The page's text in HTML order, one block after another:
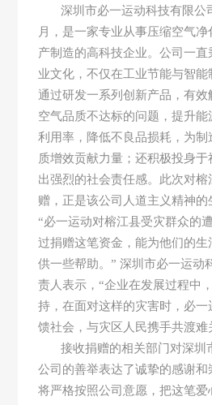
深圳市必一运动科技有限公
月，是一家专业从事压缩空气
产制造的高科技企业。公司一
业文化，不仅在工业节能与智能
通过研发一系列创新产品，有
空气品质不达标的问题，提升
利用率，降低不良品损耗，为制
质增效贡献力量；还积极投身
出强烈的社会责任感。此次对榕
赠，正是该公司人道主义精神的
“必一运动对榕江县受灾群众的
过捐赠这笔资金，能为他们的生
供一些帮助。” 深圳市必一运动
责人表示，“企业在发展过程中
持，在面对这样的灾害时，必一
馈社会，与灾区人民携手共渡难
接收捐赠的相关部门对深圳
公司的善举表达了诚挚的感谢
将严格按照公司意愿，把这笔爱